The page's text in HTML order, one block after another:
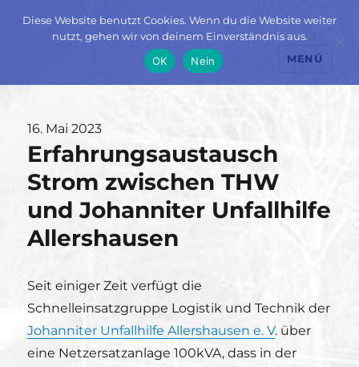
MENÜ
Veröffentlicht
am
16. Mai 2023
Erfahrungsaustausch
Strom zwischen THW
und Johanniter Unfallhilfe
Allershausen
Seit einiger Zeit verfügt die
Schnelleinsatzgruppe Logistik und Technik der
Johanniter Unfallhilfe Allershausen e. V. über
eine Netzersatzanlage 100kVA, dass in der
Diese Website benutzt Cookies. Wenn du die Website weiter
nutzt, gehen wir von deinem Einverständnis aus.
OK
Nein